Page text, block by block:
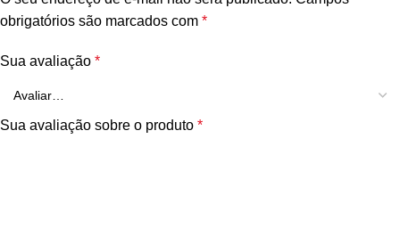
obrigatórios são marcados com *
Sua avaliação *
Sua avaliação sobre o produto *